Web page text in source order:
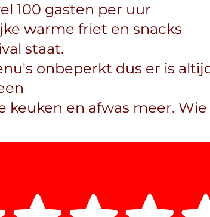
100 gasten per uur
warme friet en snacks
staat.
onbeperkt dus er is
keuken en afwas meer. Wie